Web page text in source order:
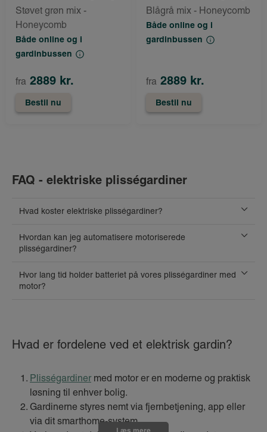
Støvet grøn mix -
Honeycomb
Både online og i
gardinbussen
fra 2889 kr.
Bestil nu
Blågrå mix - Honeycomb
Både online og i
gardinbussen
fra 2889 kr.
Bestil nu
Hvad er fordelene ved et elektrisk gardin?
Plisségardinermed motor er en moderne og praktisk
løsning til enhver bolig.
Gardinerne styres nemt via fjernbetjening, app eller
via dit smarthome-system.
FAQ - elektriske plisségardiner
Hvad koster elektriske plisségardiner?
Hvordan kan jeg automatisere motoriserede
plisségardiner?
Hvor lang tid holder batteriet på vores plisségardiner med
motor?